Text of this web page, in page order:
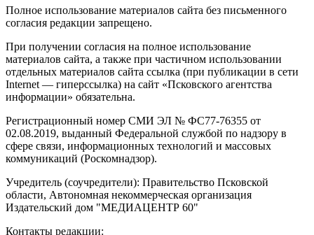
Полное использование материалов сайта без письменного
согласия редакции запрещено.
При получении согласия на полное использование
материалов сайта, а также при частичном использовании
отдельных материалов сайта ссылка (при публикации в сети
Internet — гиперссылка) на сайт «Псковского агентства
информации» обязательна.
Регистрационный номер СМИ ЭЛ № ФС77-76355 от
02.08.2019, выданный Федеральной службой по надзору в
сфере связи, информационных технологий и массовых
коммуникаций (Роскомнадзор).
Учредитель (соучредители): Правительство Псковской
области, Автономная некоммерческая организация
Издательский дом "МЕДИАЦЕНТР 60"
Контакты редакции: